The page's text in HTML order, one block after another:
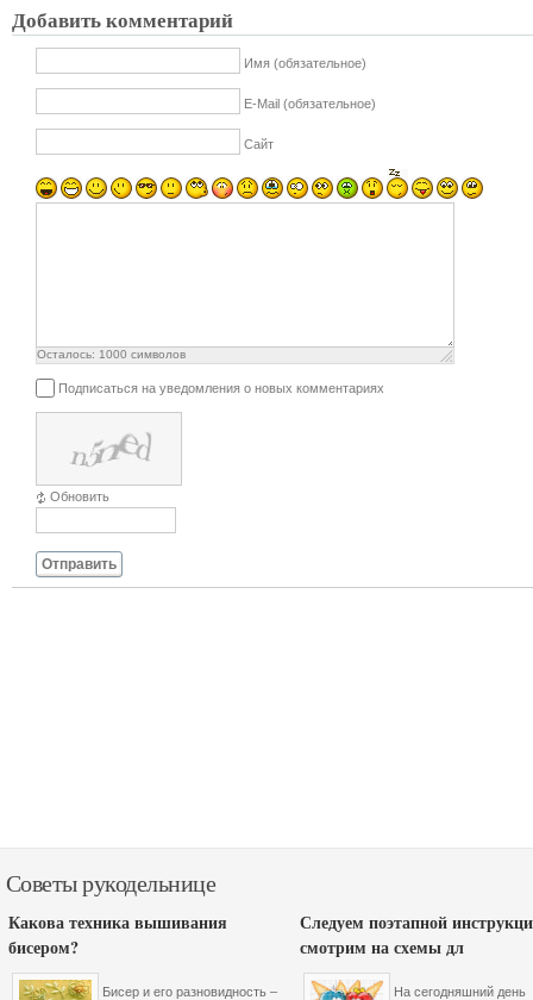
Добавить комментарий
Имя (обязательное)
E-Mail (обязательное)
Сайт
Осталось: 1000 символов
Подписаться на уведомления о новых комментариях
Обновить
Отправить
Советы рукодельнице
Какова техника вышивания
бисером?
Бисер и его разновидность –
Следуем поэтапной
смотрим на схемы дл
На сегодняшний день